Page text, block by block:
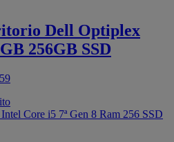
Dell Optiplex
256GB SSD